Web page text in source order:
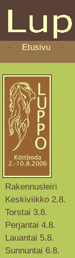
Etusivu
Rakennusleiri
Keskiviikko 2.8.
Torstai 3.8.
Perjantai 4.8.
Lauantai 5.8.
Sunnuntai 6.8.